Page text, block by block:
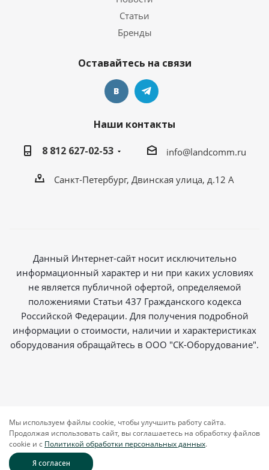
Статьи
Бренды
Оставайтесь на связи
Наши контакты
8 812 627-02-53
info@landcomm.ru
Санкт-Петербург, Двинская улица, д.12 А
Данный Интернет-сайт носит исключительно
информационный характер и ни при каких условиях
не является публичной офертой, определяемой
положениями Статьи 437 Гражданского кодекса
Российской Федерации. Для получения подробной
информации о стоимости, наличии и характеристиках
оборудования обращайтесь в ООО "СК-Оборудование".
Мы используем файлы cookie, чтобы улучшить работу сайта.
Продолжая использовать сайт, вы соглашаетесь на обработку файлов
cookie и c Политикой обработки персональных данных.
Я согласен